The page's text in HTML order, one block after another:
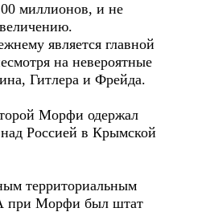
миллионов, и не
является главной
на невероятные
Гитлера и Фрейда.
Морфи одержал
Россией в Крымской
территориальным
при Морфи был штат